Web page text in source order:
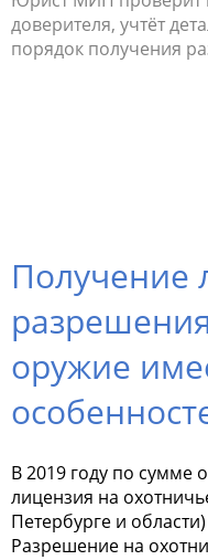
доверителя, учтёт
порядок получения
Получение
оружие
В 2019 году по сумме
лицензия на
Петербурге и
Разрешение на